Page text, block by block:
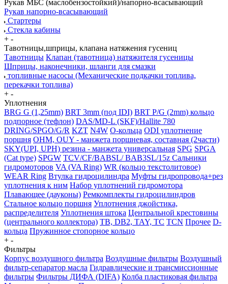
Рукав МБС (маслобензостойкий)/напорно-всасывающий
Рукав напорно-всасывающий
Стартеры
Стекла кабины
+ -
Тавотницы,шприцы, клапана натяжения гусениц
Тавотницы Клапан (тавотница) натяжителя гусеницы
Шприцы, наконечники, шланги для смазки
топливные насосы (Механические подкачки топлива,
перекачки топлива)
+ -
Уплотнения
BRG G (1,25mm) BRT 3mm (под IDI) BRT P/G (2mm) кольцо
подпорное (тефлон) DAS/MD-L (SKF)/Hallite 780
DRING/SPGO/G/R KZT N4W O-кольца ODI уплотнение
поршня OHM, OUY - манжета поршневая, составная (2части)
SKY(UPI, UPH) резина - манжета универсальная SPG SPGA
(Cat type) SPGW TCV/CF/BABSL/ BAB3SL/15z Сальники
гидромоторов VA (VA Ring) WR (кольцо текстолитовое)
WEAR Ring Втулка гидроцилиндра Муфты гидропровода+рез
уплотнения к ним Набор уплотнений гидромотора
Плавающее (дауконы) Ремкомплекты гидроцилиндров
Стальное кольцо поршня Уплотнения джойстика,
распределителя Уплотнения штока Центральной крестовины
(центрального коллектора) TB, DB2, TAY, TC TCN Прочее D-
кольца Пружинное стопорное кольцо
+ -
Фильтры
Корпус воздушного фильтра Воздушные фильтры Воздушный
фильтр-сепаратор масла Гидравлические и трансмиссионные
фильтры Фильтры ДИФА (DIFA) Колба пластиковая фильтра